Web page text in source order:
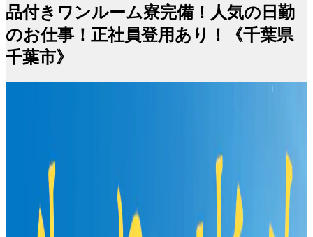
品付きワンルーム寮完備！人気の日勤
のお仕事！正社員登用あり！《千葉県
千葉市》